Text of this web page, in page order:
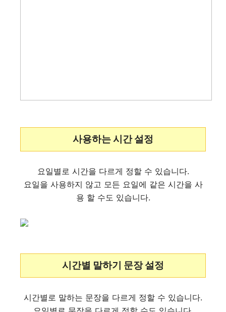
사용하는 시간 설정
요일별로 시간을 다르게 정할 수 있습니다.
요일을 사용하지 않고 모든 요일에 같은 시간을 사
용 할 수도 있습니다.
시간별 말하기 문장 설정
시간별로 말하는 문장을 다르게 정할 수 있습니다.